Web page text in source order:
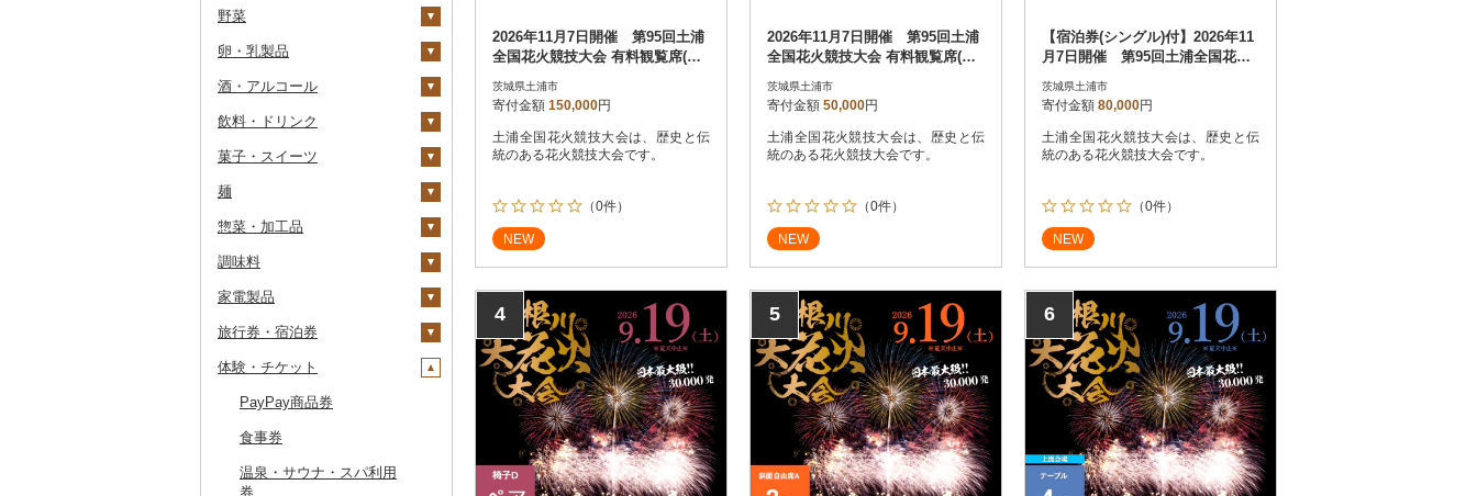
焼肉
牛タン
和牛
黒毛和牛
仙台牛
米沢牛
山形牛
常陸牛
上州牛
飛騨牛
近江牛
神戸牛・神戸ビーフ
ローストビーフ
ビーフジャーキー
その他牛肉（加工品）
すき焼き
しゃぶしゃぶ
焼肉
アグー豚
豚肉（加工品）
ハンバーグ
もつ鍋
ハム
ソーセージ・ウインナ
鶏肉
鶏肉（精肉）
ハム・ソーセージ
唐揚げ
水炊き
地鶏
赤鶏さつま
その他鶏肉
鹿肉
馬肉
羊肉・ラム肉（ジンギス
毛ガニ
かにしゃぶ
その他カニ
ボタンエビ
伊勢海老
その他エビ
いくら
うに
明太子・たらこ
明太子
たらこ
その他魚卵
数の子
キャビア
その他魚卵
貝
鮑（アワビ）
牡蠣（カキ）
あさり
しじみ
サザエ
はまぐり
その他貝
鮮魚
鮭・サーモン
マグロ
イワシ
カツオ
金目鯛
クエ
くじら
イカ・タコ
イカ
タコ
海苔・海藻
海苔
わかめ
ひじき
その他海苔・海藻
干物
ししゃも
その他干物
その他魚介・加工品
しらす・ちりめん
かまぼこ・練り製品
その他魚介・加工品
無洗米
玄米
金芽米
ゆめぴりか
コシヒカリ
はえぬき
さがびより
あきたこまち
ひとめぼれ
ミルキークィーン
ななつぼし
その他米
雑穀
餅
その他穀物加工品
パン
ぶどう・マスカット
巨峰
ナガノパープル
ピオーネ
デラウェア
その他ぶどう・マスカ
いちご
りんご
もも
メロン
梨
和梨
洋梨・ラフランス
マンゴー
みかん・柑橘
みかん
レモン
不知火・デコポン
せとか
文旦
すいか
キウイ
柿（カキ）
ドライフルーツ
干し柿
その他果物
野菜
いも
じゃがいも
さつまいも
その他いも
トマト
フルーツトマト
ミニトマト
玉ねぎ
ねぎ
根菜
人参
大根
自然薯
レンコン
にんにく・生姜
その他根菜
アスパラガス
豆
きのこ
しいたけ
松茸
その他きのこ
その他野菜
山菜
かぼちゃ
茄子
卵・乳製品
卵
チーズ
ヨーグルト
バター
その他乳製品
酒・アルコール
ビール・発泡酒
ビール
地ビール・クラフトビ
日本酒
純米吟醸
大吟醸
吟醸
その他日本酒
芋焼酎
麦焼酎
米焼酎
黒糖焼酎
その他焼酎
梅酒
泡盛
ワイン
白ワイン
赤ワイン
シャンパン・スパーク
ウイスキー
リキュール・洋酒
甘酒
ノンアルコール
その他酒
飲料・ドリンク
水・ミネラルウォーター
飲料
コーヒー豆
粉
ドリップ
茶
飲料
茶葉・ティーバッグ
静岡茶
足柄茶
知覧茶
八女茶
その他茶
果汁飲料
りんごジュース
みかんジュース（オレ
紅茶
飲料
茶葉・ティーバッグ
その他飲料・ジュース
野菜ジュース
炭酸飲料
豆乳
その他飲料・ジュース
菓子・スイーツ
クッキー
焼き菓子
プリン
ゼリー
チョコレート
カステラ
アイス・ジェラート
その他洋菓子
麺
ラーメン
うどん
そば
パスタ
ひやむぎ
そうめん
その他麺
惣菜・加工品
惣菜
餃子
シュウマイ
コロッケ
その他惣菜
カレー・シチュー
カレー
シチュー
鍋
肉
魚
その他鍋
ピザ
レトルト
スープ
豆腐・納豆
調味料
砂糖
塩
醤油
味噌
酢
だし
家電製品
季節・空調家電
キッチン家電
照明器具
パソコン・周辺機器
TV・オーディオ・カメラ
旅行券・宿泊券
旅行券
JTBふるさと旅行クー
（紙券）
宿泊券
体験・チケット
PayPay商品券
食事券
温泉・サウナ・スパ利用
券
2026年11月7日開催 第95回土浦
全国花火競技大会 有料観覧席(桟
敷席) 1マス【5名様迄】
茨城県土浦市
寄付金額 150,000円
土浦全国花火競技大会は、歴史と伝
統のある花火競技大会です。
（0件）
NEW
2026年11月7日開催 第95回土浦
全国花火競技大会 有料観覧席(桟
敷イス席)【1名】
茨城県土浦市
寄付金額 50,000円
土浦全国花火競技大会は、歴史と伝
統のある花火競技大会です。
（0件）
NEW
【宿泊券(シングル)付】2026年11
月7日開催 第95回土浦全国花火
競技大会有料観覧席(イスA席)
茨城県土浦市
寄付金額 80,000円
土浦全国花火競技大会は、歴史と伝
統のある花火競技大会です。
（0件）
NEW
4 5 6